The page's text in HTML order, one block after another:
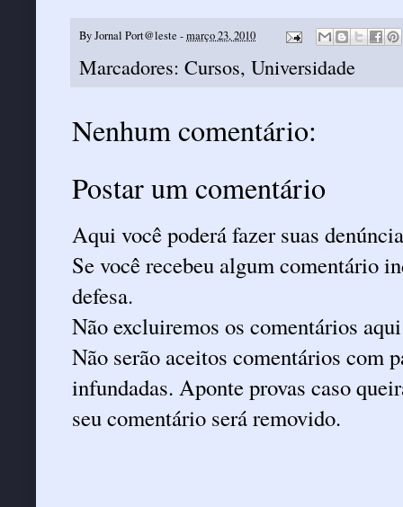
ByJornal Port@leste -março 23, 2010
Marcadores: Cursos, Universidade
Nenhum comentário:
Postar um comentário
Aqui você poderá fazer suas
Se você recebeu algum comentário
defesa.
Não excluiremos os comentários
Não serão aceitos comentários com
infundadas. Aponte provas caso
seu comentário será removido.